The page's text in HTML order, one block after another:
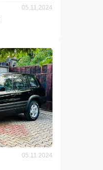
05.11.2024
05.11.2024